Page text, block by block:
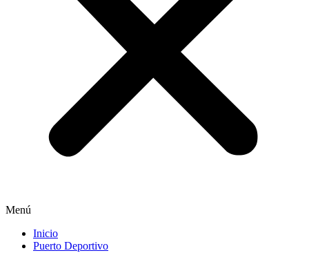
Menú
Inicio
Puerto Deportivo